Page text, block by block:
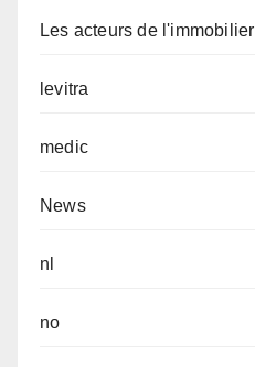
Les acteurs de l'immobilier
levitra
medic
News
nl
no